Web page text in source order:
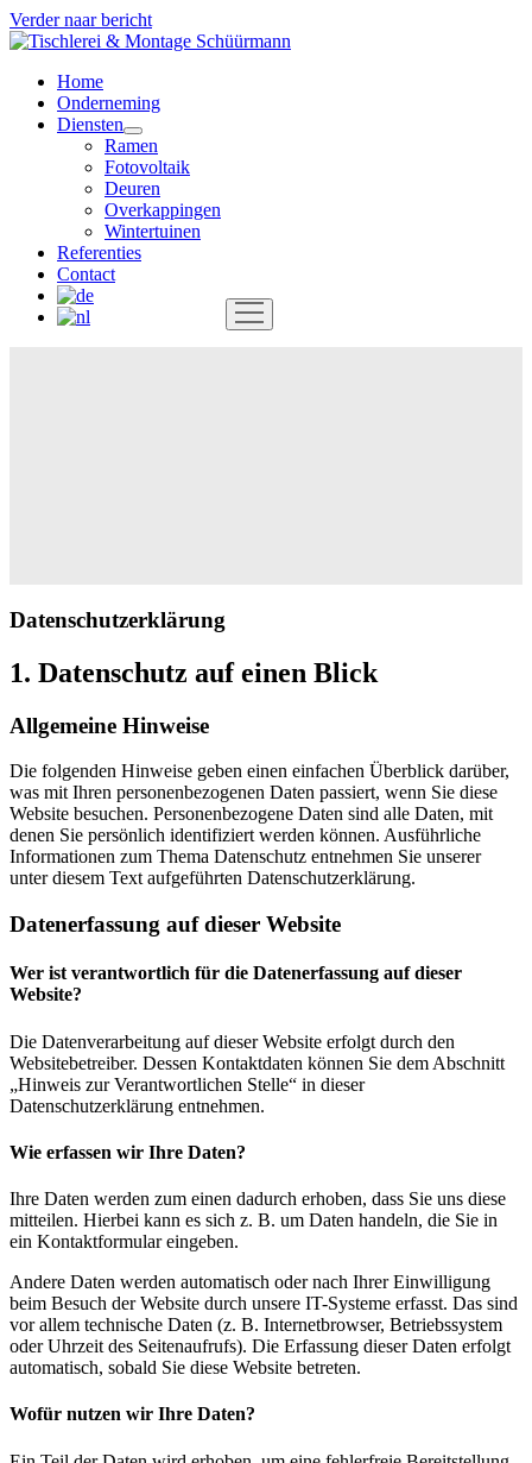
Verder naar bericht
Tischlerei
Montage
Schüürmann
Home
Onderneming
Diensten
open
menu
Ramen
Fotovoltaik
Deuren
Overkappingen
Wintertuinen
Referenties
Contact
open
menu
Datenschutz­erklärung
1. Datenschutz auf einen Blick
Allgemeine Hinweise
Die folgenden Hinweise geben einen einfachen Überblick darüber,
was mit Ihren personenbezogenen Daten passiert, wenn Sie diese
Website besuchen. Personenbezogene Daten sind alle Daten, mit
denen Sie persönlich identifiziert werden können. Ausführliche
Informationen zum Thema Datenschutz entnehmen Sie unserer
unter diesem Text aufgeführten Datenschutzerklärung.
Datenerfassung auf dieser Website
Wer ist verantwortlich für die Datenerfassung auf dieser
Website?
Die Datenverarbeitung auf dieser Website erfolgt durch den
Websitebetreiber. Dessen Kontaktdaten können Sie dem Abschnitt
„Hinweis zur Verantwortlichen Stelle“ in dieser
Datenschutzerklärung entnehmen.
Wie erfassen wir Ihre Daten?
Ihre Daten werden zum einen dadurch erhoben, dass Sie uns diese
mitteilen. Hierbei kann es sich z. B. um Daten handeln, die Sie in
ein Kontaktformular eingeben.
Andere Daten werden automatisch oder nach Ihrer Einwilligung
beim Besuch der Website durch unsere IT-Systeme erfasst. Das sind
vor allem technische Daten (z. B. Internetbrowser, Betriebssystem
oder Uhrzeit des Seitenaufrufs). Die Erfassung dieser Daten erfolgt
automatisch, sobald Sie diese Website betreten.
Wofür nutzen wir Ihre Daten?